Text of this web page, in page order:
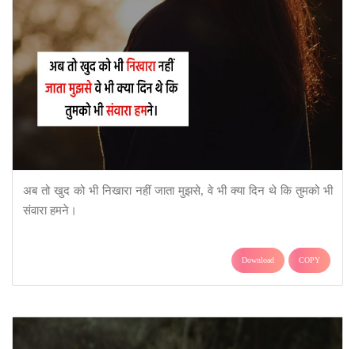
अब तो खुद को भी निखारा नहीं जाता मुझसे, वे भी क्या दिन थे कि तुमको भी
संवारा हमने।
Download COPY